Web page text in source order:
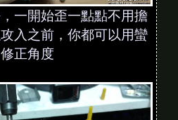
一開始歪一點點不用擔
入之前，你都可以用蠻
正角度